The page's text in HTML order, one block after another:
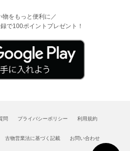
物をもっと便利に／
で100ポイントプレゼント！
問 プライバシーポリシー 利用規約
古物営業法に基づく記載 お問い合わせ